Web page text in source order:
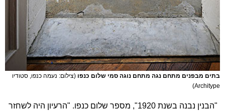
בתים מבפנים מתחם נגה מתחם נוגה סמי שלום כנפו (צילום: נעמה כנפו, סטודיו
Architype)
"הבנין נבנה בשנת 1920", מספר שלום כנפו. "הרעיון היה לשחזר